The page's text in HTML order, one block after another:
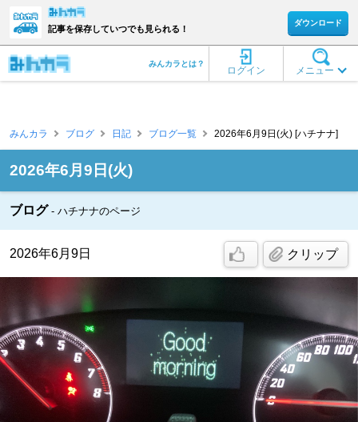
記事を保存していつでも見られる！
ダウンロード
メニュー
ログイン
みんカラとは？
みんカラ ブログ 日記 ブログ一覧 2026年6月9日(火) [ハチナナ]
2026年6月9日(火)
ブログ ハチナナのページ
2026年6月9日 クリップ